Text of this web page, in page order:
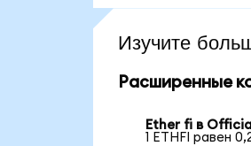
Изучите
Расширенные
Ether fi в
1 ETHFI равен